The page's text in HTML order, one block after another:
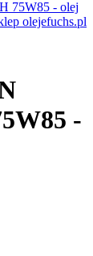
-